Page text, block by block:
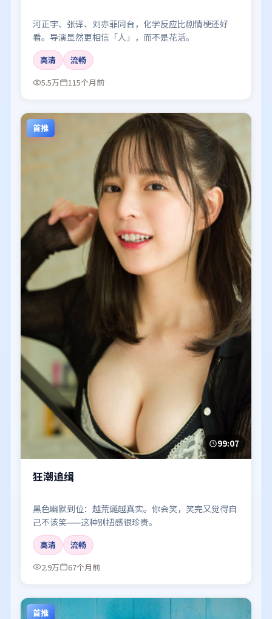
河正宇、张译、刘亦菲同台，化学反应比剧情梗还好
看。导演显然更相信「人」，而不是花活。
高清
流畅
5.5万
115个月前
首推
99:07
狂潮追缉
黑色幽默到位：越荒诞越真实。你会笑，笑完又觉得自
己不该笑——这种别扭感很珍贵。
高清
流畅
2.9万
67个月前
首推